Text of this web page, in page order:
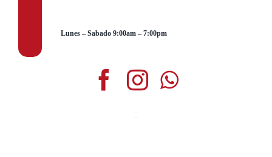
Lunes – Sabado 9:00am – 7:00pm